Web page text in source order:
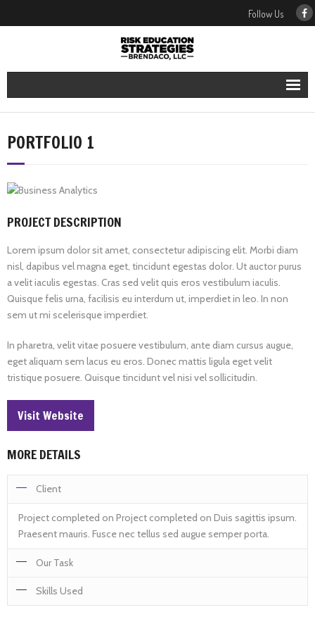
Follow Us
Our Services
Our People
Our Blog
Contact Us
PORTFOLIO 1
PROJECT DESCRIPTION
Lorem ipsum dolor sit amet, consectetur adipiscing elit. Morbi diam
nisl, dapibus vel magna eget, tincidunt egestas dolor. Ut auctor purus
a velit iaculis egestas. Cras sed velit quis eros vestibulum iaculis.
Quisque felis urna, facilisis eu interdum ut, imperdiet in leo. In non
sem ut mi scelerisque imperdiet.
In pharetra, velit vitae posuere vestibulum, ante diam cursus augue,
eget aliquam sem lacus eu eros. Donec mattis ligula eget velit
tristique posuere. Quisque tincidunt vel nisi vel sollicitudin.
Visit Website
MORE DETAILS
Client
Project completed on Project completed on Duis sagittis ipsum.
Praesent mauris. Fusce nec tellus sed augue semper porta.
Our Task
Project completed on Project completed on Duis sagittis ipsum.
Praesent mauris. Fusce nec tellus sed augue semper porta.
Skills Used